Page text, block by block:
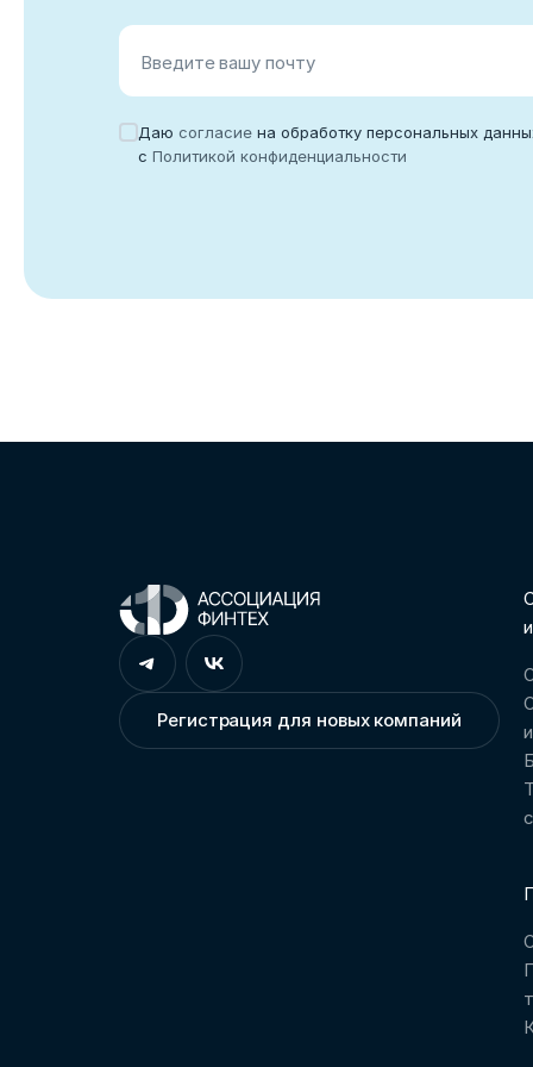
Введите вашу почту
Даю согласие на обработку персональных
с Политикой конфиденциальности
Регистрация для новых компаний